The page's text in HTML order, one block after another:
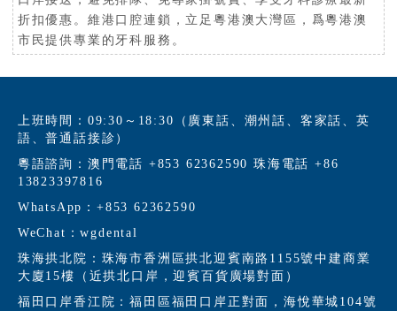
折扣優惠。維港口腔連鎖，立足粵港澳大灣區，爲粵港澳
市民提供專業的牙科服務。
上班時間：09:30～18:30（廣東話、潮州話、客家話、英
語、普通話接診）
粵語諮詢：澳門電話 +853 62362590 珠海電話 +86
13823397816
WhatsApp：+853 62362590
WeChat：wgdental
珠海拱北院：珠海市香洲區拱北迎賓南路1155號中建商業
大廈15樓（近拱北口岸，迎賓百貨廣場對面）
福田口岸香江院：福田區福田口岸正對面，海悅華城104號